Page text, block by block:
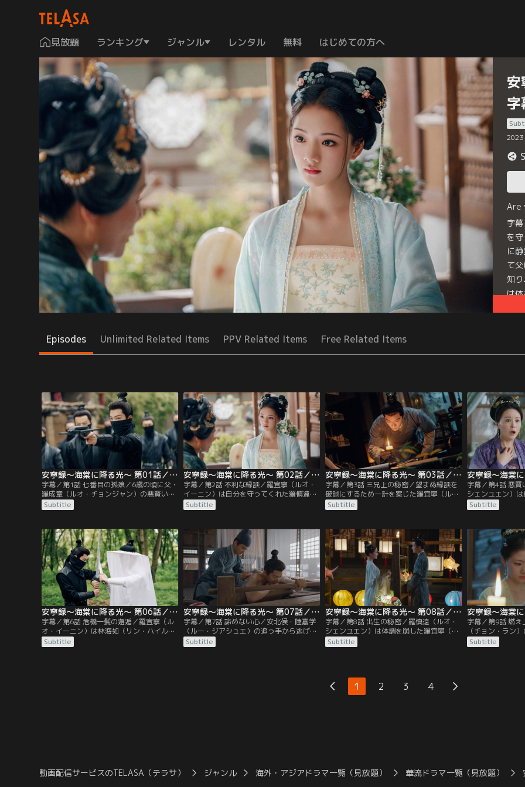
見放題 ランキング ジャンル レンタル 無料 はじめての方へ
2023
Are
字
を
に
て
知
は
Episodes Unlimited Related Items PPV Related Items Free Related Items
安寧録～海棠に降る光～ 第01話／字幕
字幕／第1話 七番目の孫娘／6歳の頃に父・
羅成章（ルオ・チョンジャン）の悪賢い側
妻・喬月嬋（チャオ・ユエチャン）に流産
の責任を被せられ嫡女でありながら別邸で
祖母である大奥様の還暦祝いの日、本邸の
ある都を訪れある男を追いかける覆面の男
に遭遇する。その正体は彼女の異母兄に当
たる羅慎遠（ルオ・シェンユエン）。
Subtitle
安寧録～海棠に降る光～ 第02話／字幕
字幕／第2話 不利な縁談／羅宜寧（ルオ・
イーニン）は自分を守ってくれた羅慎遠
（ルオ・シェンユエン）を庇って一緒に静
堂で罰を受けるも彼を覚えていない。祖母
にも載せてもらえない存在だと知り、そん
な異母兄に恩返ししようと考える。また、
羅宜寧は体が弱った祖母のために本邸に留
まることを決めるが…。
Subtitle
安寧録～海棠に降る光～ 第03話／字幕
字幕／第3話 三兄上の秘密／望まぬ縁談を
破談にするため一計を案じた羅宜寧（ル
オ・イーニン）。彼女は羅宜怜（ルオ・イ
ーリエン）と蒋（ジャン）家の若様を六合
るを得ないように仕向ける。さらに家を管
理する役目が喬月嬋（チャオ・ユエチャ
ン）から正妻・林海如（リン・ハイルー）
に渡るように口添え。
Subtitle
字幕／第4話 悪
シェンユエン）
ン）の部屋でこ
が、師匠の無実
リエン）の悪巧
にさりげなく知
やり返す方法を
Subtitle
安寧録～海棠に降る光～ 第06話／字幕
字幕／第6話 危機一髪の邂逅／羅宜寧（ル
オ・イーニン）は林海如（リン・ハイル
ー）の弟・林茂（リン・マオ）を利用して
羅慎遠（ルオ・シェンユエン）の動向を調
Subtitle
安寧録～海棠に降る光～ 第07話／字幕
字幕／第7話 諦めない心／安北侯・陸嘉学
（ルー・ジアシュエ）の追っ手から逃げの
びた羅宜寧（ルオ・イーニン）と羅慎遠
（ルオ・シェンユエン）は洞窟で一夜を明
Subtitle
安寧録～海棠に降る光～ 第08話／字幕
字幕／第8話 出生の秘密／羅慎遠（ルオ・
シェンユエン）は体調を崩した羅宜寧（ル
オ・イーニン）を診た杜（ドゥー）医師か
ら彼女は促進薬により早産で生まれたはず
自分との間に血の繋がりがないことを知
る。
Subtitle
字幕／第9話 燃
（チョン・ラン
（ルー・ジアシ
と恐れる羅宜寧
Subtitle
1 2 3 4
動画配信サービスのTELASA（テラサ） ジャンル 海外・アジアドラマ一覧（見放題） 華流ドラマ一覧（見放題）